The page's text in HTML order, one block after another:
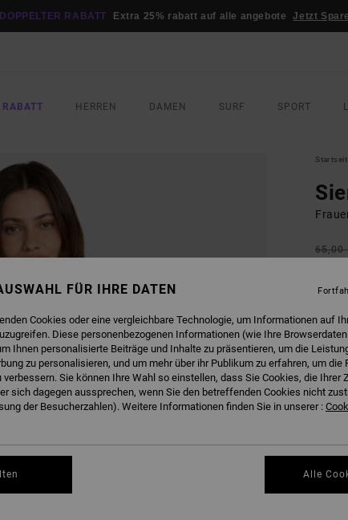
DOPPELTER RABATT Extra 25% rabatt auf alle angebote Jetzt
RABATT HERREN DAMEN SURF SPORT
65,00
SALE
FÜR IHRE DATEN
Cookies oder eine vergleichbare Technologie, um Informationen auf
Diese personenbezogenen Informationen (wie Ihre
Ihnen personalisierte Beiträge und Inhalte zu präsentieren, um die
zu personalisieren, und um mehr über ihr Publikum zu erfahren, um die
Sie können Ihre Wahl so einstellen, dass Sie Cookies, die Ihrer
sich dagegen aussprechen, wenn Sie den betreffenden Cookies nicht
der Besucherzahlen). Weitere Informationen finden Sie in unserer :
Alle